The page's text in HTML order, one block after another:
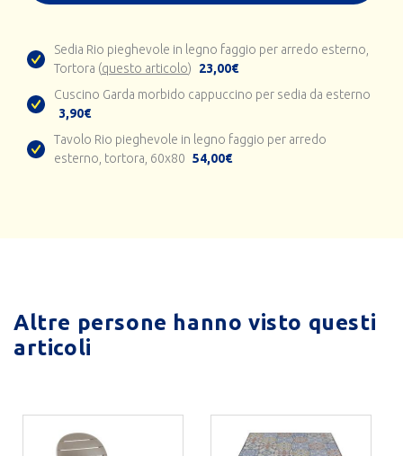
Sedia Rio pieghevole in legno faggio per arredo esterno,
Tortora (questo articolo)
23,00€
Cuscino Garda morbido cappuccino per sedia da esterno
3,90€
Tavolo Rio pieghevole in legno faggio per arredo
esterno, tortora, 60x80 54,00€
Altre persone hanno visto questi
articoli